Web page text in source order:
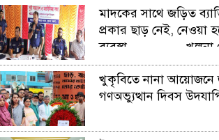
মাদকের সাথে জড়িত
প্রকার ছাড় নেই, নেওয়া
ব্যবস্থা
সুপার
খুকৃবিতে নানা আয়োজনে
গণঅভ্যুত্থান দিবস